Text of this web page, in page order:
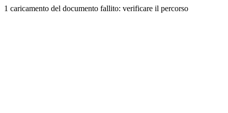
1 caricamento del documento fallito: verificare il percorso